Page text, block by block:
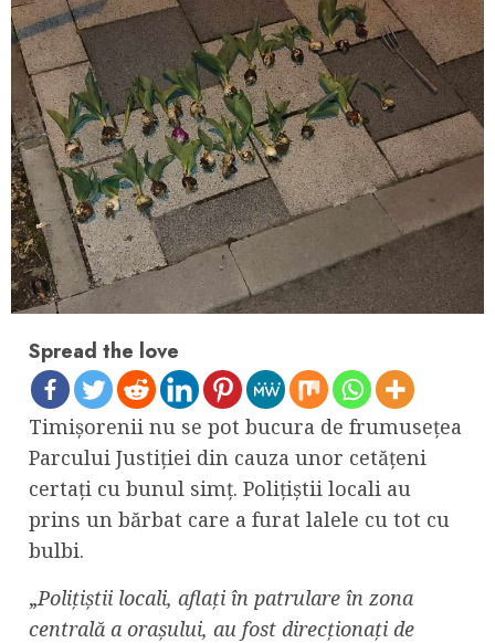
Spread the love
Timișorenii nu se pot bucura de frumusețea
Parcului Justiției din cauza unor cetățeni
certați cu bunul simț. Polițiștii locali au
prins un bărbat care a furat lalele cu tot cu
bulbi.
„Polițiștii locali, aflați în patrulare în zona
centrală a orașului, au fost direcționați de